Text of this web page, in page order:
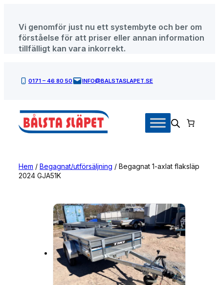
innehåll
Vi genomför just nu ett systembyte och ber om
förståelse för att priser eller annan information
tillfälligt kan vara inkorrekt.
0171 – 46 80 50 INFO@BALSTASLAPET.SE
Hem / Begagnat/utförsäljning / Begagnat 1-axlat flaksläp
2024 GJA51K